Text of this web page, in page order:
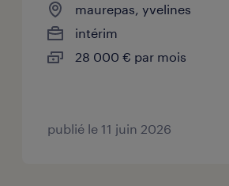
maurepas, yvelines
intérim
28 000 € par mois
publié le 11 juin 2026